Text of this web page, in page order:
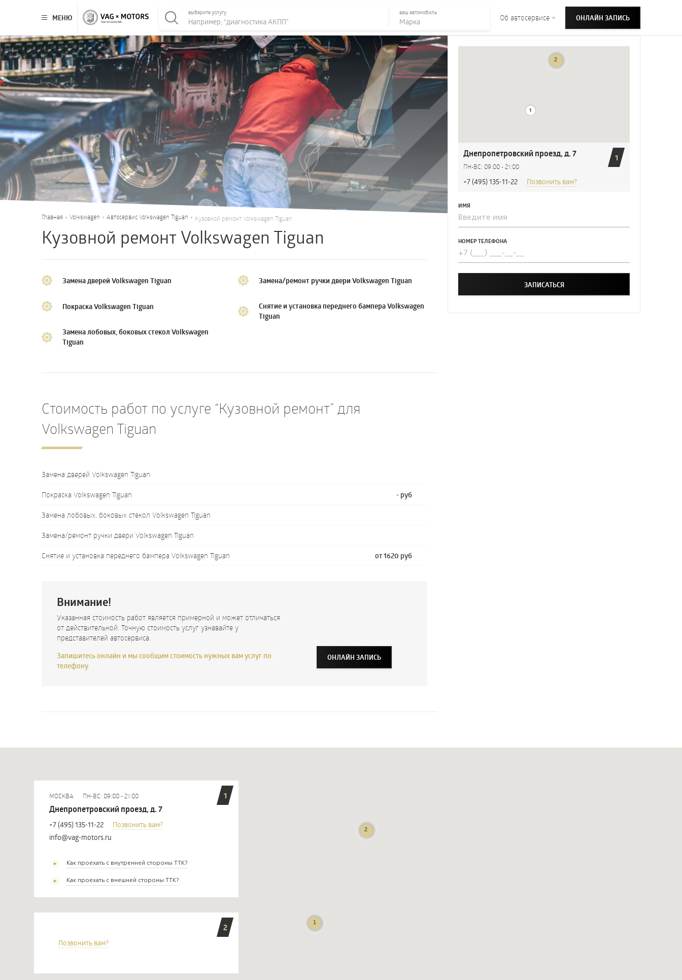
МЕНЮ
выберите услугу ваш автомобиль
Об автосервисе ОНЛАЙН ЗАПИСЬ
1
Днепропетровский проезд, д. 7
ПН-ВС: 09:00 - 21:00
+7 (495) 135-11-22 Позвонить вам?
ИМЯ
НОМЕР ТЕЛЕФОНА
ЗАПИСАТЬСЯ
Главная Volkswagen Автосервис Volkswagen Tiguan Кузовной ремонт Volkswagen Tiguan
Кузовной ремонт Volkswagen Tiguan
Замена дверей Volkswagen Tiguan
Покраска Volkswagen Tiguan
Замена лобовых, боковых стекол Volkswagen
Tiguan
Замена/ремонт ручки двери Volkswagen Tiguan
Снятие и установка переднего бампера Volkswagen
Tiguan
Стоимость работ по услуге “Кузовной ремонт” для
Volkswagen Tiguan
Замена дверей Volkswagen Tiguan
Покраска Volkswagen Tiguan - руб
Замена лобовых, боковых стекол Volkswagen Tiguan
Замена/ремонт ручки двери Volkswagen Tiguan
Снятие и установка переднего бампера Volkswagen Tiguan от 1620 руб
Внимание!
Указанная стоимость работ является примерной и может отличаться
от действительной. Точную стоимость услуг узнавайте у
представителей автосервиса.
Запишитесь онлайн и мы сообщим стоимость нужных вам услуг по
телефону.
ОНЛАЙН ЗАПИСЬ
1
МОСКВА ПН-ВС: 09:00 - 21:00
Днепропетровский проезд, д. 7
+7 (495) 135-11-22
Позвонить вам?
info@vag-motors.ru
Как проехать с внутренней стороны ТТК?
Как проехать с внешней стороны ТТК?
2
Позвонить вам?